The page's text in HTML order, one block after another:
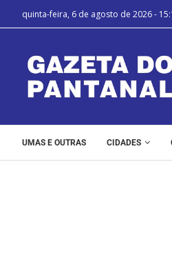
quinta-feira, 6 de agosto de 2026 -
UMAS E OUTRAS CIDADES